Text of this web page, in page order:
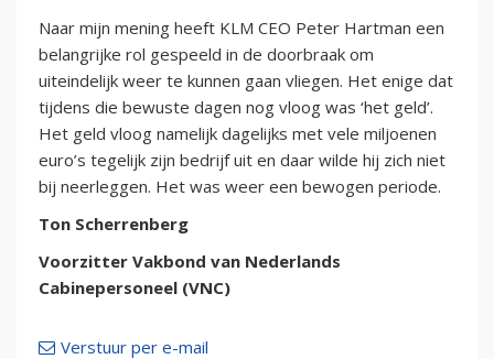
Naar mijn mening heeft KLM CEO Peter Hartman een
belangrijke rol gespeeld in de doorbraak om
uiteindelijk weer te kunnen gaan vliegen. Het enige dat
tijdens die bewuste dagen nog vloog was ‘het geld’.
Het geld vloog namelijk dagelijks met vele miljoenen
euro’s tegelijk zijn bedrijf uit en daar wilde hij zich niet
bij neerleggen. Het was weer een bewogen periode.
Ton Scherrenberg
Voorzitter Vakbond van Nederlands
Cabinepersoneel (VNC)
Verstuur per e-mail